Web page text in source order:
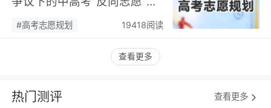
潮，藏着职业规划新逻辑…
#高考志愿规划 19418阅读
查看更多
热门测评 查看更多